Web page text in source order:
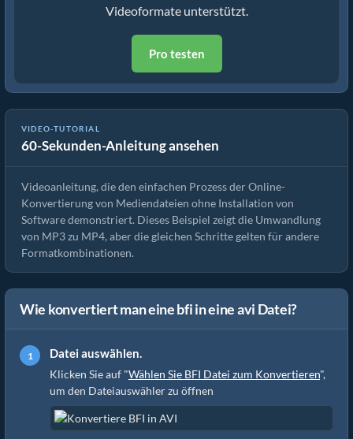
Videoformate unterstützt.
Pro testen
VIDEO-TUTORIAL
60-Sekunden-Anleitung ansehen
Wie man Mediendateien konvertiert
Videoanleitung, die den einfachen Prozess der Online-
Konvertierung von Mediendateien ohne Installation von
Software demonstriert. Dieses Beispiel zeigt die Umwandlung
von MP3 zu MP4, aber die gleichen Schritte gelten für andere
Formatkombinationen.
Wie konvertiert man eine bfi in eine avi Datei?
Datei auswählen.
Klicken Sie auf "Wählen Sie BFI Datei zum Konvertieren",
um den Dateiauswähler zu öffnen